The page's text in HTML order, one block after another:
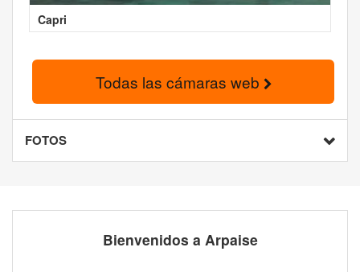
Capri
Todas las cámaras web
FOTOS
Bienvenidos a Arpaise